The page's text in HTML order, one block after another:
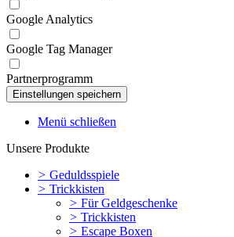
Google Analytics
Google Tag Manager
Partnerprogramm
Menü schließen
Unsere Produkte
> Geduldsspiele
> Trickkisten
> Für Geldgeschenke
> Trickkisten
> Escape Boxen